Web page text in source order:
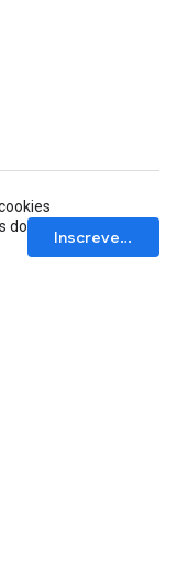
do
Inscrever-se